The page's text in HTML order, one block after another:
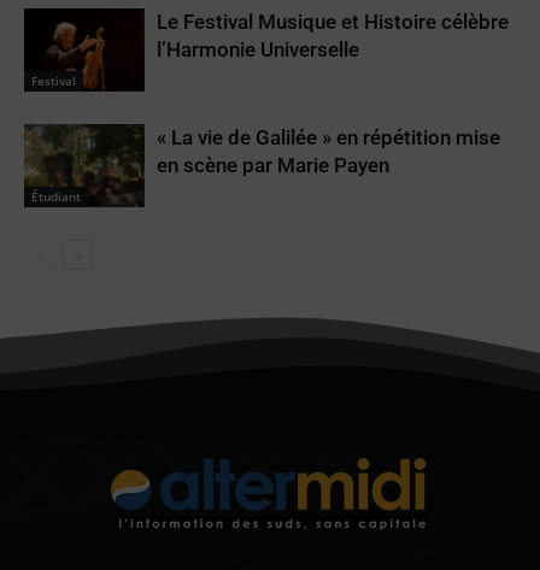
Festival
Le Festival Musique et Histoire célèbre
l’Harmonie Universelle
Étudiant
« La vie de Galilée » en répétition mise
en scène par Marie Payen